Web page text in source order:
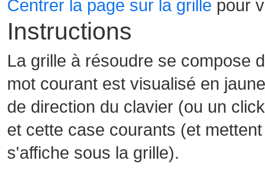
Centrer la page sur la grille pour
Instructions
La grille à résoudre se compose
mot courant est visualisé en
de direction du clavier (ou un
et cette case courants (et
s'affiche sous la grille).